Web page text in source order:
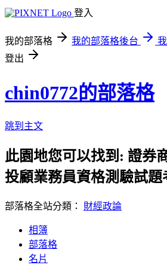
登入
我的部落格 我的部落格後台
登出
chin0772的部落格
跳到主文
此園地您可以找到: 證券
投顧業務員資格測驗試
部落格全站分類： 財經政論
相簿
部落格
名片